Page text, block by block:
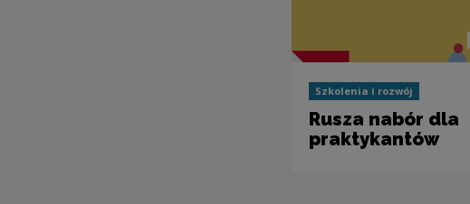
Szkolenia i rozwój
Rusza nabór dla
praktykantów